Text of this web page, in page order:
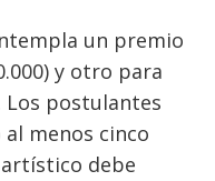
un premio
y otro para
Los postulantes
menos cinco
debe